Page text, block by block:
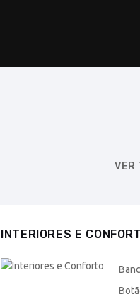
VER
INTERIORES E